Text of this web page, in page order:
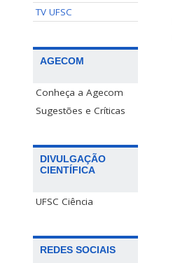
TV UFSC
AGECOM
Conheça a Agecom
Sugestões e Críticas
DIVULGAÇÃO
CIENTÍFICA
UFSC Ciência
REDES SOCIAIS